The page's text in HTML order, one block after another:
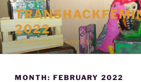
Skip
to
content2022
Infraestructura Feminista
MONTH: FEBRUARY 2022